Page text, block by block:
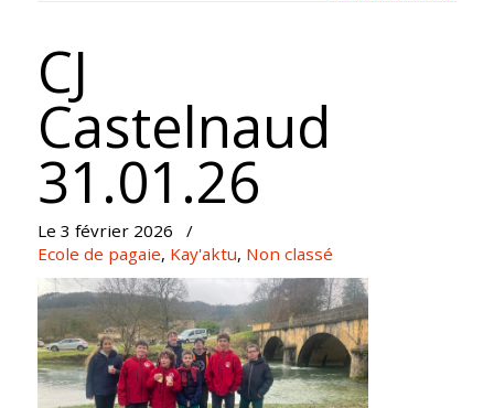
CJ
Castelnaud
31.01.26
Le 3 février 2026
/
Ecole de pagaie, Kay'aktu, Non classé